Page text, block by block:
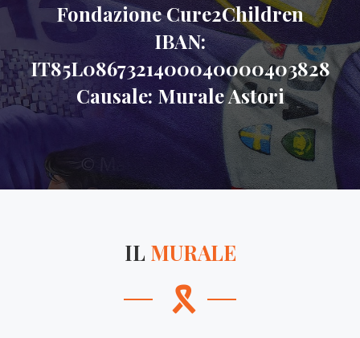
Fondazione Cure2Children
IBAN:
IT85L0867321400040000403828
Causale: Murale Astori
IL MURALE